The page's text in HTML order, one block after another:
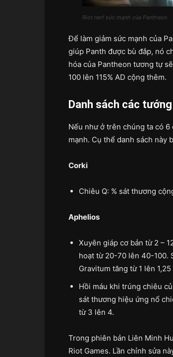
Riot nerf sức mạnh của Pantheon
Để làm giảm sức mạnh của
giúp Panth được bù đắp, nó
hóa của Pantheon tương tự
100 lên 115% AD cộng thêm.
Danh sách các
Nếu như ở trên chúng ta có
mạnh. Cụ thể danh sách này
Corki
Chiêu Q: % sát thương
Aphelios
Xuyên giáp cơ bản từ 2 –
hoạt từ 20-70 lên 40-100.
Gravitum tăng từ 1 lên 1,25
Hồi máu khi trúng chiêu
sát thương hiệu ứng nổ
từ 3 lên 4.
Trong phiên bản Liên Minh
Riot Games. Lần chỉnh sửa